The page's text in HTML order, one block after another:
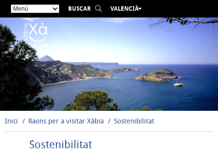
BUSCAR
VALENCIÀ
ESPAÑOL
DEUTSCH
РУССКИЙ
Inici Raons per a visitar Xàbia Sostenibilitat
Sostenibilitat